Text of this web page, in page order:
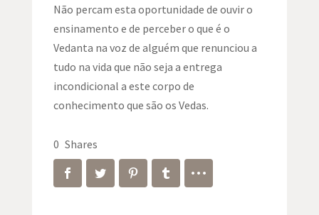
Não percam esta oportunidade de ouvir o
ensinamento e de perceber o que é o
Vedanta na voz de alguém que renunciou a
tudo na vida que não seja a entrega
incondicional a este corpo de
conhecimento que são os Vedas.
0 Shares